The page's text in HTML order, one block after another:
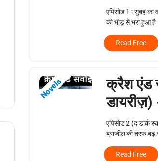
एपिसोड 1 : सुबह
की भीड़ से भरा हुआ
Read Free
Novels
क्रैश एंड
डायरीज़)
एपिसोड 2 (द डार्क
ब्राजील की तरफ बढ़
Read Free